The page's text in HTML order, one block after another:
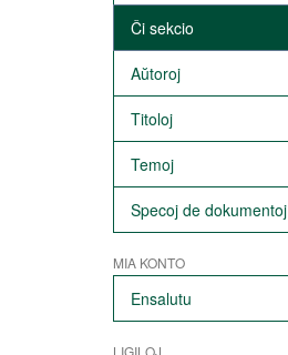
Ĉi sekcio
Aŭtoroj
Titoloj
Temoj
Specoj de dokumentoj
MIA KONTO
Ensalutu
LIGILOJ